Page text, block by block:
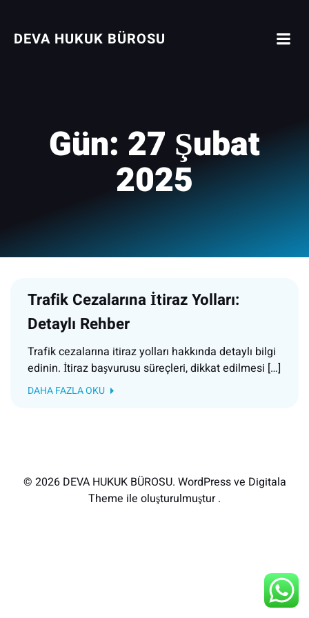
DEVA HUKUK BÜROSU
Gün: 27 Şubat
2025
Trafik Cezalarına İtiraz Yolları:
Detaylı Rehber
Trafik cezalarına itiraz yolları hakkında detaylı bilgi
edinin. İtiraz başvurusu süreçleri, dikkat edilmesi […]
DAHA FAZLA OKU
© 2026 DEVA HUKUK BÜROSU. WordPress ve Digitala
Theme ile oluşturulmuştur .